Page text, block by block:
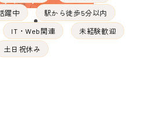
躍中 駅から徒歩5分以内
IT・Web関連 未経験歓迎
土日祝休み